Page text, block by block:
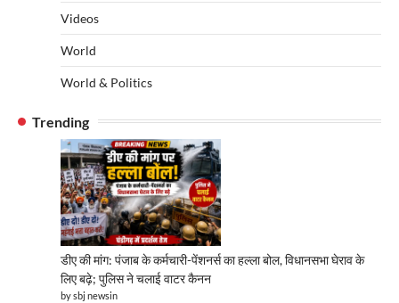
Videos
World
World & Politics
Trending
डीए की मांग: पंजाब के कर्मचारी-पेंशनर्स का हल्ला बोल, विधानसभा घेराव के
लिए बढ़े; पुलिस ने चलाई वाटर कैनन
by sbj newsin